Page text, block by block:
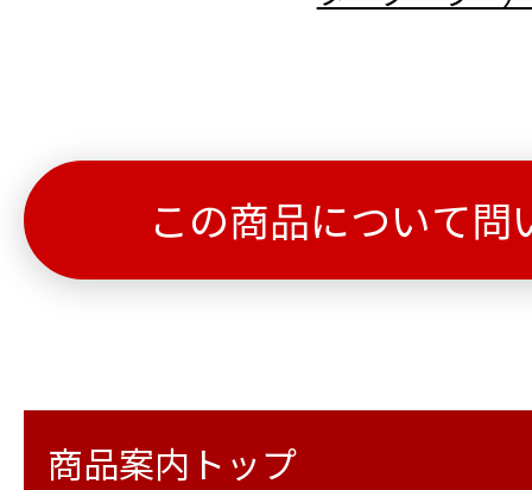
この商品について問
商品案内トップ